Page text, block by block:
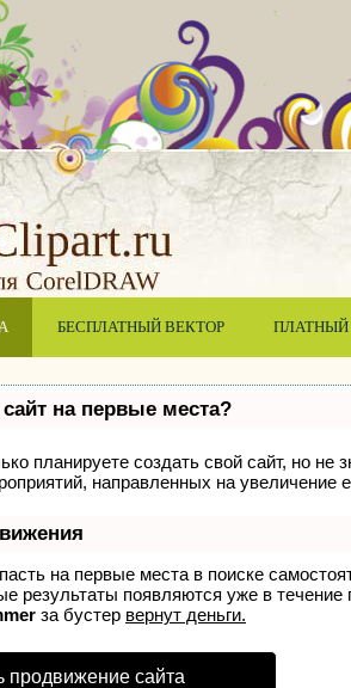
БЕСПЛАТНЫЙ ВЕКТОР ПЛАТНЫЙ
на первые места?
планируете создать свой сайт, но не
направленных на увеличение
на первые места в поиске
результаты появляются уже в
за бустер вернут деньги.
продвижение сайта